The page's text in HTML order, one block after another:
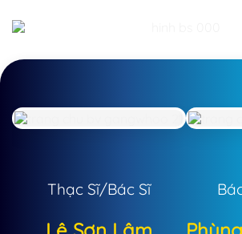
Thạc Sĩ/Bác Sĩ